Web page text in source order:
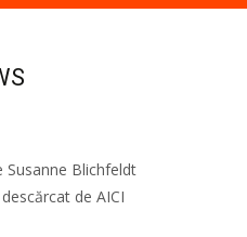
Susanne Blichfeldt
de AICI